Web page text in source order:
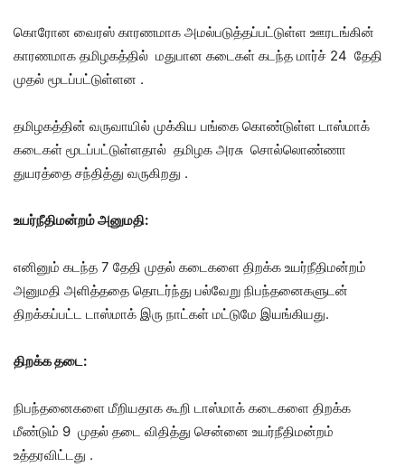
கொரோன வைரஸ் காரணமாக அமல்படுத்தப்பட்டுள்ள ஊரடங்கின்
காரணமாக தமிழகத்தில் மதுபான கடைகள் கடந்த மார்ச் 24 தேதி
முதல் மூடப்பட்டுள்ளன .
தமிழகத்தின் வருவாயில் முக்கிய பங்கை கொண்டுள்ள டாஸ்மாக்
கடைகள் மூடப்பட்டுள்ளதால் தமிழக அரசு சொல்லொண்ணா
துயரத்தை சந்தித்து வருகிறது .
உயர்நீதிமன்றம்அனுமதி:
எனினும் கடந்த 7 தேதி முதல் கடைகளை திறக்க உயர்நீதிமன்றம்
அனுமதி அளித்ததை தொடர்ந்து பல்வேறு நிபந்தனைகளுடன்
திறக்கப்பட்ட டாஸ்மாக் இரு நாட்கள் மட்டுமே இயங்கியது.
திறக்கதடை:
நிபந்தனைகளை மீறியதாக கூறி டாஸ்மாக் கடைகளை திறக்க
மீண்டும் 9 முதல் தடை விதித்து சென்னை உயர்நீதிமன்றம்
உத்தரவிட்டது .